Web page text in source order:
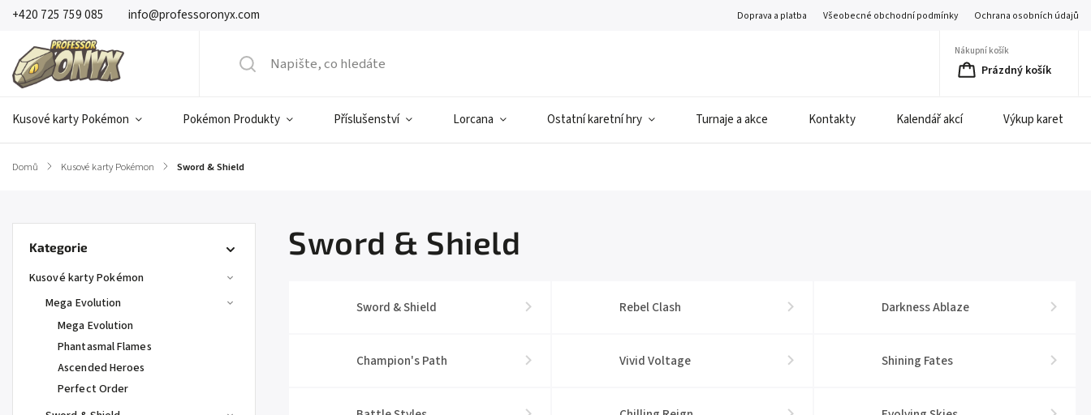
+420 725 759 085 info@professoronyx.com Doprava a platba Všeobecné obchodní podmínky Ochrana osobních údajů
Nákupní košík
Prázdný košík
Kusové karty Pokémon Pokémon Produkty Příslušenství Lorcana Ostatní karetní hry Turnaje a akce Kontakty Kalendář akcí Výkup karet
Domů / Kusové karty Pokémon / Sword & Shield
Kategorie
Kusové karty Pokémon
Mega Evolution
Mega Evolution
Phantasmal Flames
Ascended Heroes
Perfect Order
Sword & Shield
Sword & Shield Rebel Clash Darkness Ablaze
Champion's Path Vivid Voltage Shining Fates